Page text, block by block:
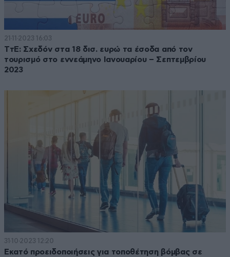
21·11·2023 16:03
ΤτΕ: Σχεδόν στα 18 δισ. ευρώ τα έσοδα από τον
τουρισμό στο εννεάμηνο Ιανουαρίου – Σεπτεμβρίου
2023
31·10·2023 12:20
Εκατό προειδοποιήσεις για τοποθέτηση βόμβας σε